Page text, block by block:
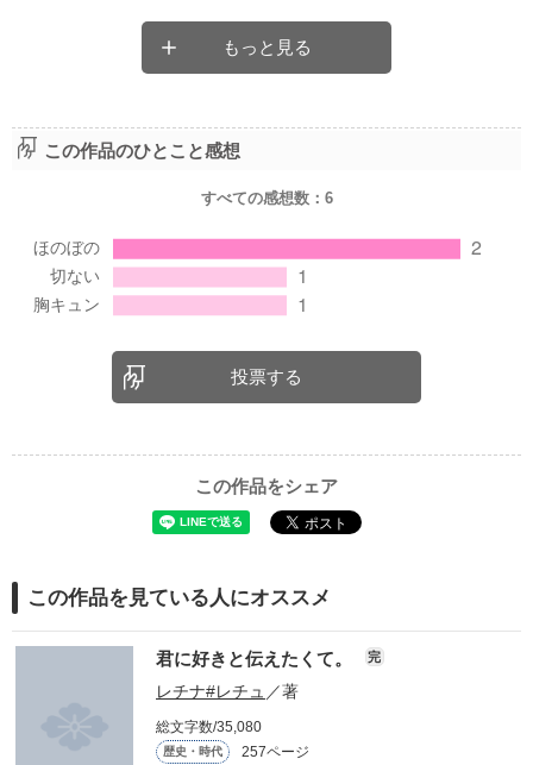
もっと見る
この作品のひとこと感想
すべての感想数： 6
投票する
この作品をシェア
この作品を見ている人にオススメ
君に好きと伝えたくて。 完
レチナ#レチュ ／著
総文字数/35,080
歴史・時代 257ページ